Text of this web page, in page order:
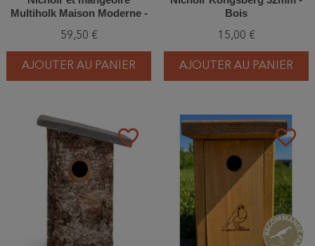
Multiholk Maison Moderne -
59,50 €
AJOUTER AU PANIER
Bois
15,00 €
AJOUTER AU PANIER
favorite_border favorite_border